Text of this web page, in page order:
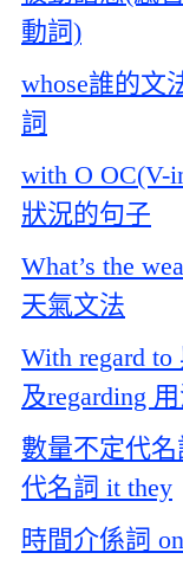
動詞)
whose誰的文
詞
with O OC(V-
狀況的句子
What’s the
天氣文法
With regard to
及regarding
數量不定代名
代名詞 it they
時間介係詞